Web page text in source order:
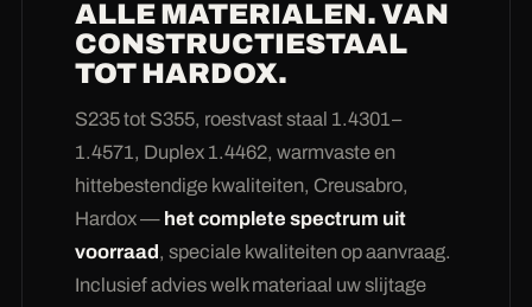
deelsegmenten, getande en geperforeerde
speciale bladen en gekropte uitvoeringen.
Daarbij komenslijtageversterkingen,
uitsparingen, boringen en afschuiningen
lasklare kanten voor schone V-naden
( afschuiningen graag expliciet
meebestellen ). Via de openingshoek maken
ALLE MATERIALEN. VAN
CONSTRUCTIESTAAL
TOT HARDOX.
S235 tot S355, roestvast staal 1.4301–
1.4571, Duplex 1.4462, warmvaste en
hittebestendige kwaliteiten, Creusabro,
Hardox — het complete spectrum uit
voorraad , speciale kwaliteiten op aanvraag.
Inclusief advies welk materiaal uw slijtage